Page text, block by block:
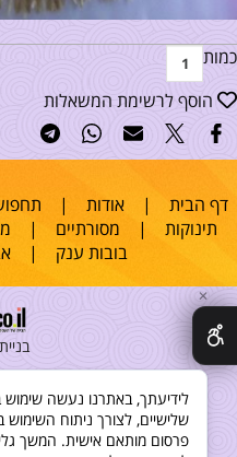
כמות
הוסף לרשימת המשאלות
דף הבית |אודות |
תינוקות | מסורתיים |
בובות ענק |
✕
שלישיים, לצורך ניתוח
פרסום מותאם אישית. המשך